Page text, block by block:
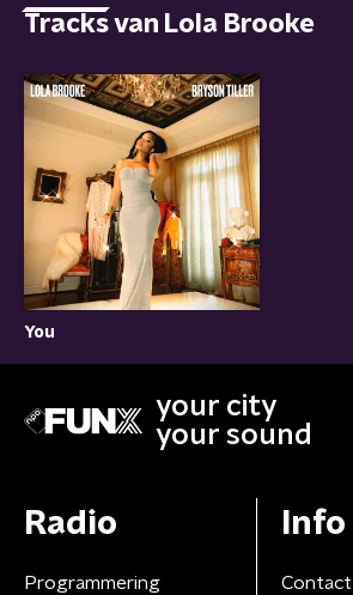
Tracks van Lola Brooke
You
your city
your sound
Radio
Programmering
Info
Contact